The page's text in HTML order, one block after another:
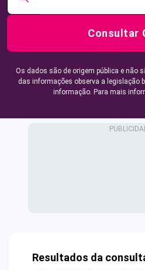
Consultar
Os dados são de origem pública e não
das informações observa a legislação
informação. Para mais
Resultados da